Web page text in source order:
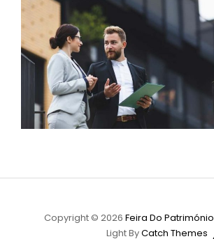
Copyright © 2026 Feira Do Património
Light ByCatch Themes